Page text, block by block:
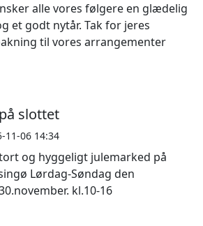
alle vores følgere en glædelig
et godt nytår. Tak for jeres
til vores arrangementer
slottet
11-06 14:34
og hyggeligt julemarked på
Lørdag-Søndag den
kl.10-16